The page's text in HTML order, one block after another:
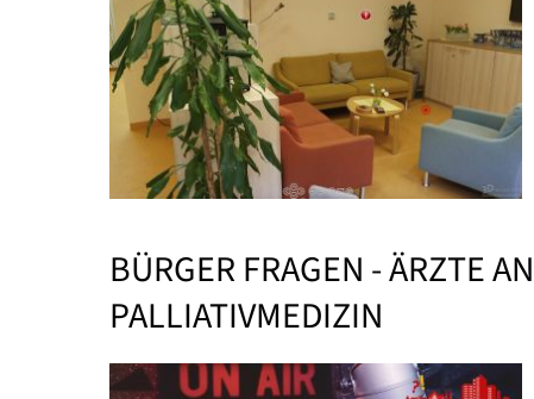
BÜRGER FRAGEN - ÄRZTE
PALLIATIVMEDIZIN